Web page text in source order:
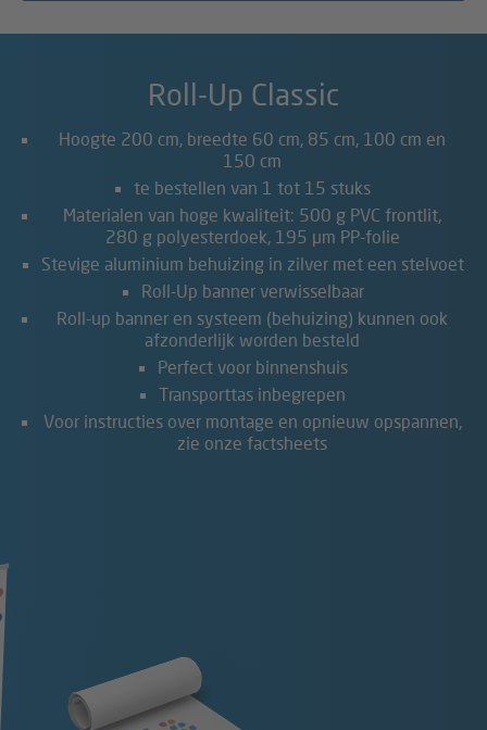
Roll-Up Classic
Hoogte 200 cm, breedte 60 cm, 85 cm, 100 cm en
150 cm
te bestellen van 1 tot 15 stuks
Materialen van hoge kwaliteit: 500 g PVC frontlit,
280 g polyesterdoek, 195 µm PP-folie
Stevige aluminium behuizing in zilver met een stelvoet
Roll-Up banner verwisselbaar
Roll-up banner en systeem (behuizing) kunnen ook
afzonderlijk worden besteld
Perfect voor binnenshuis
Transporttas inbegrepen
Voor instructies over montage en opnieuw opspannen,
zie onze factsheets